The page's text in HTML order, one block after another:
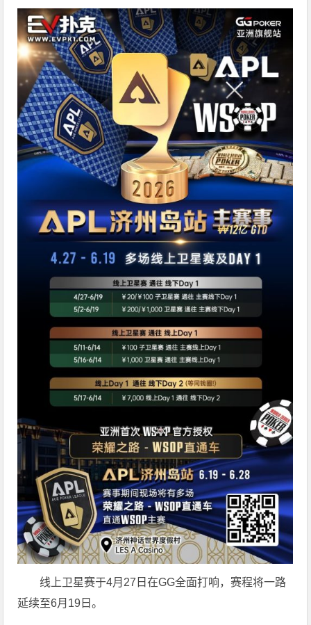
线上卫星赛于4月27日在GG全面打响，赛程将一路
延续至6月19日。